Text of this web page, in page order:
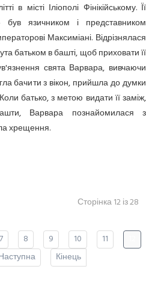
в місті Іліополі Фінікійському. Її
язичником і представником
Максиміані. Відрі­знялася
батьком в башті, щоб приховати її
свята Варвара, вивчаючи
бачити з вікон, прийшла до думки
батько, з метою видати її заміж,
Варвара познайомилася з
хрещення.
Сторінка 12 із 28
7 8 9 10 11
Кінець